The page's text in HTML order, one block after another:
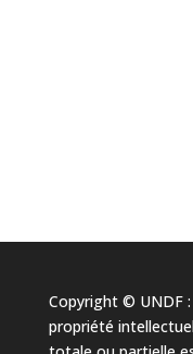
Copyright © UNDF
propriété